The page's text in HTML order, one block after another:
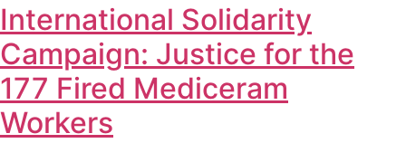
International Solidarity
Campaign: Justice for the
177 Fired Mediceram
Workers